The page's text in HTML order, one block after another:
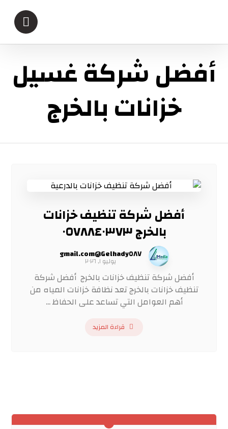
أفضل شركة غسيل
خزانات بالخرج
أفضل شركة تنظيف خزانات
بالخرج ٠٥٧٨٨٤٠٣٧٣
Gelhady٥٨٧@gmail.com
يوليو ١, ٢٠٢٦
أفضل شركة تنظيف خزانات بالخرج أفضل شركة
تنظيف خزانات بالخرج تعد نظافة خزانات المياه من
أهم العوامل التي تساعد على الحفاظ ...
قراءة المزيد